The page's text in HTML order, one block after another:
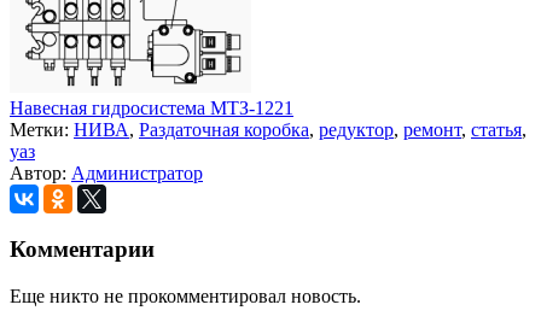
Навесная гидросистема МТЗ-1221
Метки: НИВА, Раздаточная коробка, редуктор, ремонт, статья,
уаз
Автор: Администратор
Комментарии
Еще никто не прокомментировал новость.